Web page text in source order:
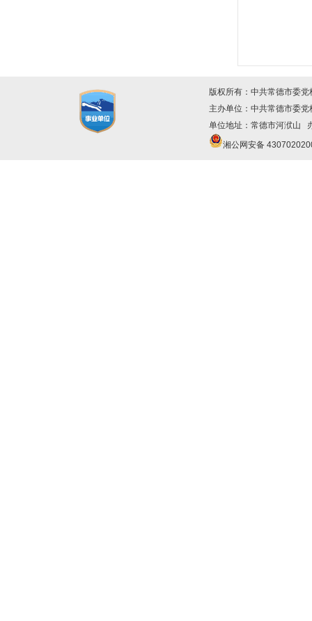
版权所有：中共常德市委
主办单位：中共常德市
单位地址：常德市河洑山
湘公网安备